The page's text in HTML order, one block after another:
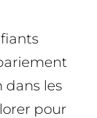
dans les
pour